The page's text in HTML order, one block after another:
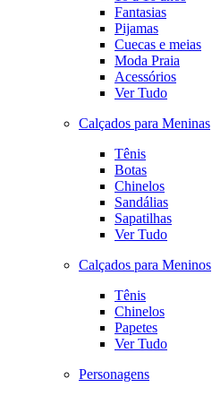
Fantasias
Pijamas
Cuecas e meias
Moda Praia
Acessórios
Ver Tudo
Calçados para Meninas
Tênis
Botas
Chinelos
Sandálias
Sapatilhas
Ver Tudo
Calçados para Meninos
Tênis
Chinelos
Papetes
Ver Tudo
Personagens